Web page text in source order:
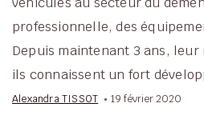
professionnelle, des
Depuis maintenant 3 ans,
ils connaissent un fort
Alexandra TISSOT 19 février 2020